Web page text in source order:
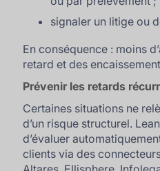
signaler un litige ou
En conséquence : moins
retard et des
Prévenir les retards
Certaines situations ne
d’un risque structurel.
d’évaluer
clients via des